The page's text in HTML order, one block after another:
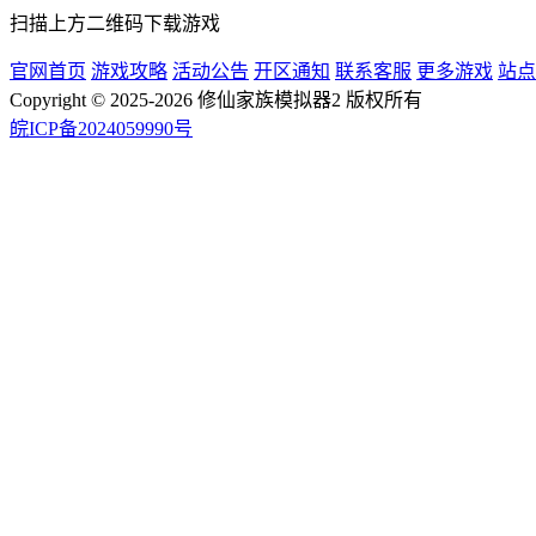
扫描上方二维码下载游戏
官网首页 游戏攻略 活动公告 开区通知 联系客服 更多游戏 站
Copyright © 2025-2026 修仙家族模拟器2 版权所有
皖ICP备2024059990号